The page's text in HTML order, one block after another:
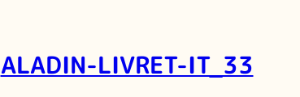
ALADIN-LIVRET-IT_33